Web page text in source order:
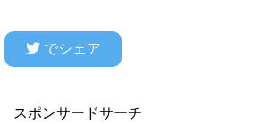
でシェア
スポンサードサーチ